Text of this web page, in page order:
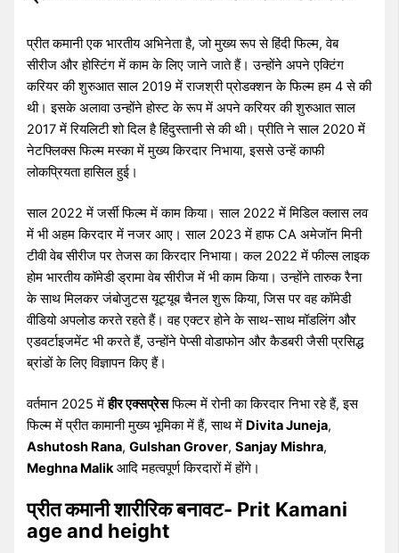
प्रीत कमानी एक भारतीय अभिनेता है, जो मुख्य रूप से हिंदी फिल्म, वेब
सीरीज और होस्टिंग में काम के लिए जाने जाते हैं। उन्होंने अपने एक्टिंग
करियर की शुरुआत साल 2019 में राजश्री प्रोडक्शन के फिल्म हम 4 से की
थी। इसके अलावा उन्होंने होस्ट के रूप में अपने करियर की शुरुआत साल
2017 में रियलिटी शो दिल है हिंदुस्तानी से की थी। प्रीति ने साल 2020 में
नेटफ्लिक्स फिल्म मस्का में मुख्य किरदार निभाया, इससे उन्हें काफी
लोकप्रियता हासिल हुई।
साल 2022 में जर्सी फिल्म में काम किया। साल 2022 में मिडिल क्लास लव
में भी अहम किरदार में नजर आए। साल 2023 में हाफ CA अमेजॉन मिनी
टीवी वेब सीरीज पर तेजस का किरदार निभाया। कल 2022 में फील्स लाइक
होम भारतीय कॉमेडी ड्रामा वेब सीरीज में भी काम किया। उन्होंने तारुक रैना
के साथ मिलकर जंबोजुटस यूट्यूब चैनल शुरू किया, जिस पर वह कॉमेडी
वीडियो अपलोड करते रहते हैं। वह एक्टर होने के साथ-साथ मॉडलिंग और
एडवर्टाइजमेंट भी करते हैं, उन्होंने पेप्सी वोडाफोन और कैडबरी जैसी प्रसिद्ध
ब्रांडों के लिए विज्ञापन किए हैं।
वर्तमान 2025 मेंहीर एक्सप्रेसफिल्म में रोनी का किरदार निभा रहे हैं, इस
फिल्म में प्रीत कामानी मुख्य भूमिका में हैं, साथ में Divita Juneja,
Ashutosh Rana,Gulshan Grover,Sanjay Mishra,
Meghna Malikआदि महत्वपूर्ण किरदारों में होंगे।
प्रीत कमानी शारीरिक बनावट- Prit Kamani
age and height